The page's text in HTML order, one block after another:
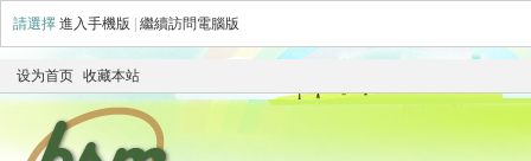
請選擇 進入手機版 繼續訪問電腦版
设为首页 收藏本站